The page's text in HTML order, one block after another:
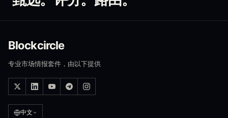
Blockcircle
专业市场情报套件，由以下提供
中文